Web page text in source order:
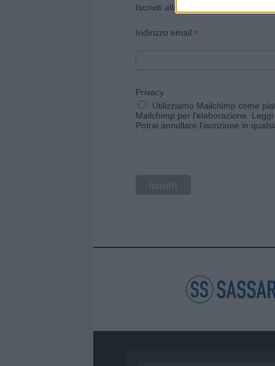
Iscriviti alla newsletter di Gallura
Indirizzo email *
Privacy
Utilizziamo Mailchimp come
Mailchimp per l'elaborazione.
Potrai annullare l'iscrizione in